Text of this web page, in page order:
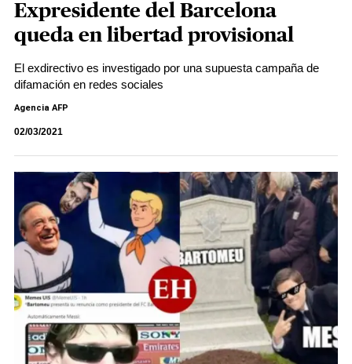
Expresidente del Barcelona
queda en libertad provisional
El exdirectivo es investigado por una supuesta campaña de
difamación en redes sociales
Agencia AFP
02/03/2021